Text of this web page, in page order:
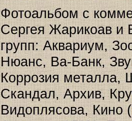
Фотоальбом с
Сергея Жарикоав и
групп: Аквариум,
Нюанс, Ва-Банк,
Коррозия металла,
Скандал, Архив,
Видоплясова, Кино